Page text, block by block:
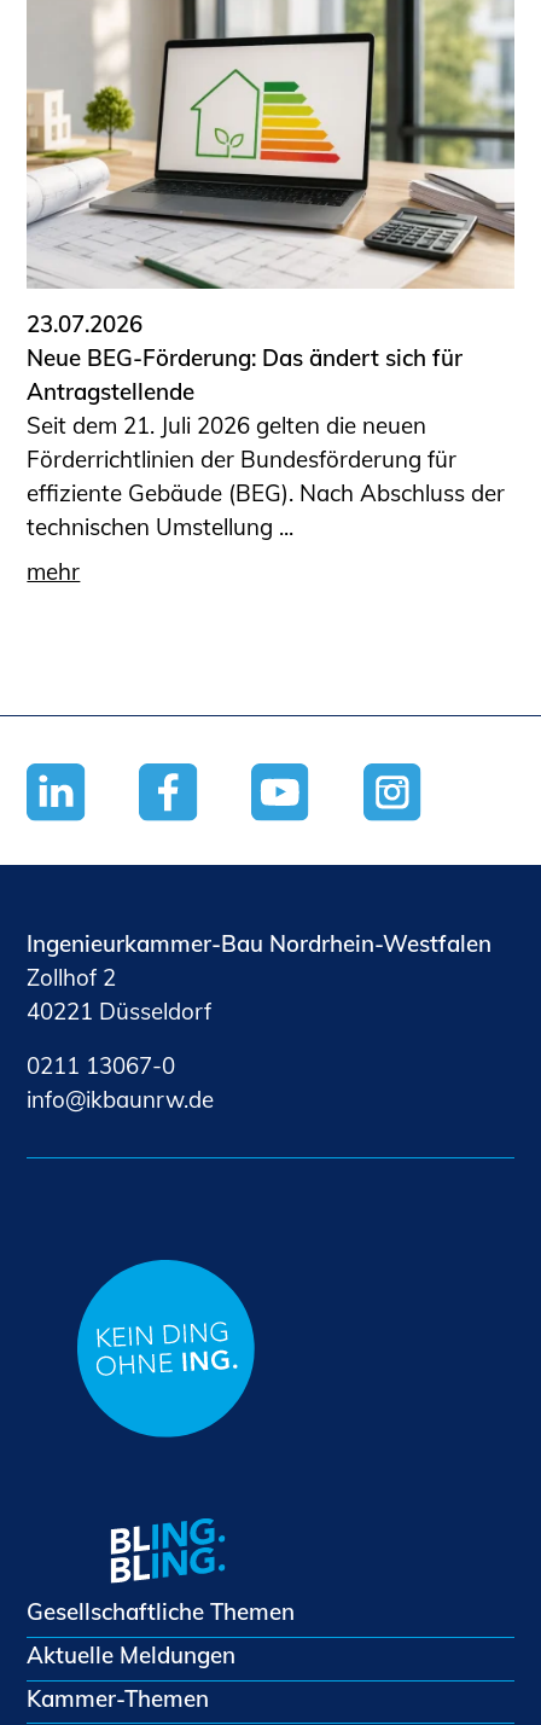
23.07.2026
Neue BEG-Förderung: Das ändert sich für
Antragstellende
Seit dem 21. Juli 2026 gelten die neuen
Förderrichtlinien der Bundesförderung für
effiziente Gebäude (BEG). Nach Abschluss der
technischen Umstellung ...
mehr
Ingenieurkammer-Bau Nordrhein-Westfalen
Zollhof 2
40221 Düsseldorf
0211 13067-0
nf
kb nrwd
Gesellschaftliche Themen
Aktuelle Meldungen
Kammer-Themen